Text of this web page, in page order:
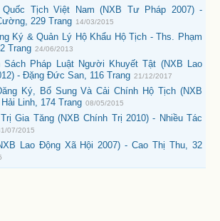
Quốc Tịch Việt Nam (NXB Tư Pháp 2007) -
229 Trang 14/03/2015
Ký & Quản Lý Hộ Khẩu Hộ Tịch - Ths. Phạm
Trang 24/06/2013
Sách Pháp Luật Người Khuyết Tật (NXB Lao
- Đặng Đức San, 116 Trang 21/12/2017
Ký, Bổ Sung Và Cải Chính Hộ Tịch (NXB
Linh, 174 Trang 08/05/2015
Trị Gia Tăng (NXB Chính Trị 2010) - Nhiều Tác
07/2015
Lao Động Xã Hội 2007) - Cao Thị Thu, 32